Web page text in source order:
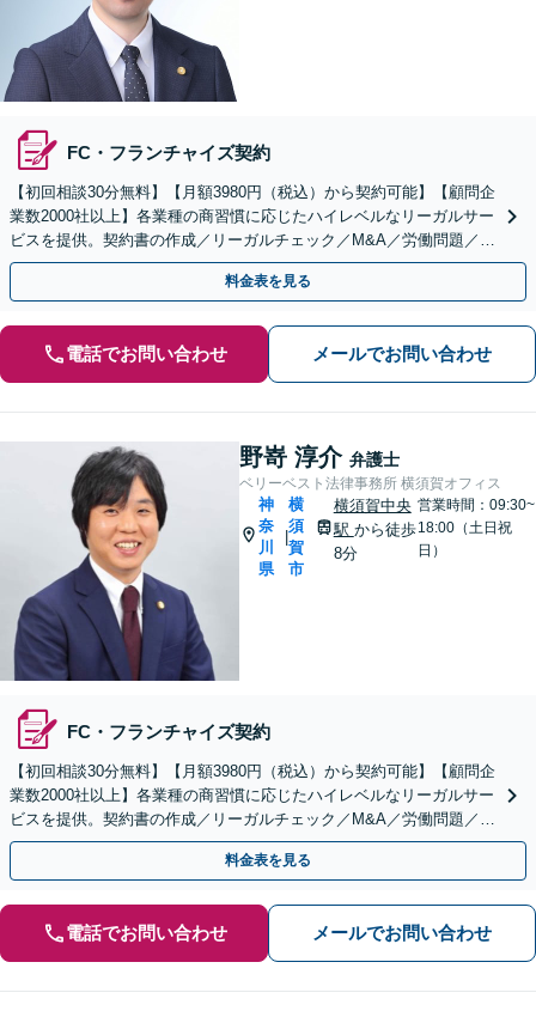
FC・フランチャイズ契約
【初回相談30分無料】【月額3980円（税込）から契約可能】【顧問企
業数2000社以上】各業種の商習慣に応じたハイレベルなリーガルサー
ビスを提供。契約書の作成／リーガルチェック／M&A／労働問題／知
的財産等、お任せください【他士業連携可能】
料金表を見る
電話でお問い合わせ メールでお問い合わせ
野嵜 淳介 弁護士
ベリーベスト法律事務所 横須賀オフィス
神
奈
川
県
横
須
賀
市
横須賀中央
駅 から徒歩
8分
営業時間：09:30~
18:00（土日祝
日）
FC・フランチャイズ契約
【初回相談30分無料】【月額3980円（税込）から契約可能】【顧問企
業数2000社以上】各業種の商習慣に応じたハイレベルなリーガルサー
ビスを提供。契約書の作成／リーガルチェック／M&A／労働問題／知
的財産等、お任せください【他士業連携可能】
料金表を見る
電話でお問い合わせ メールでお問い合わせ